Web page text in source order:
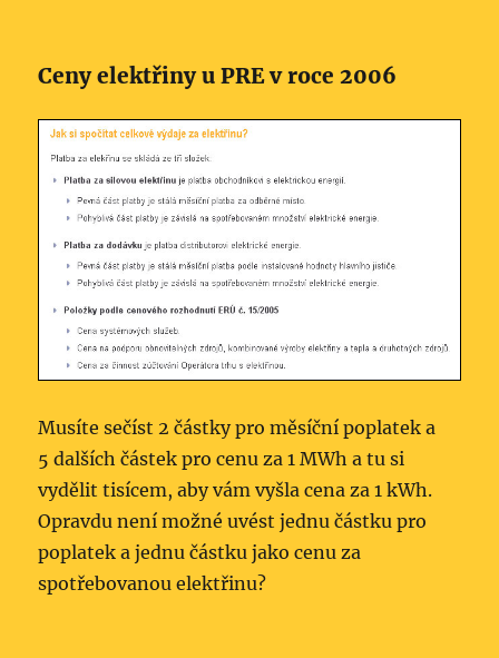
Ceny elektřiny u PRE v roce 2006
Musíte sečíst 2 částky pro měsíční poplatek a
5 dalších částek pro cenu za 1 MWh a tu si
vydělit tisícem, aby vám vyšla cena za 1 kWh.
Opravdu není možné uvést jednu částku pro
poplatek a jednu částku jako cenu za
spotřebovanou elektřinu?